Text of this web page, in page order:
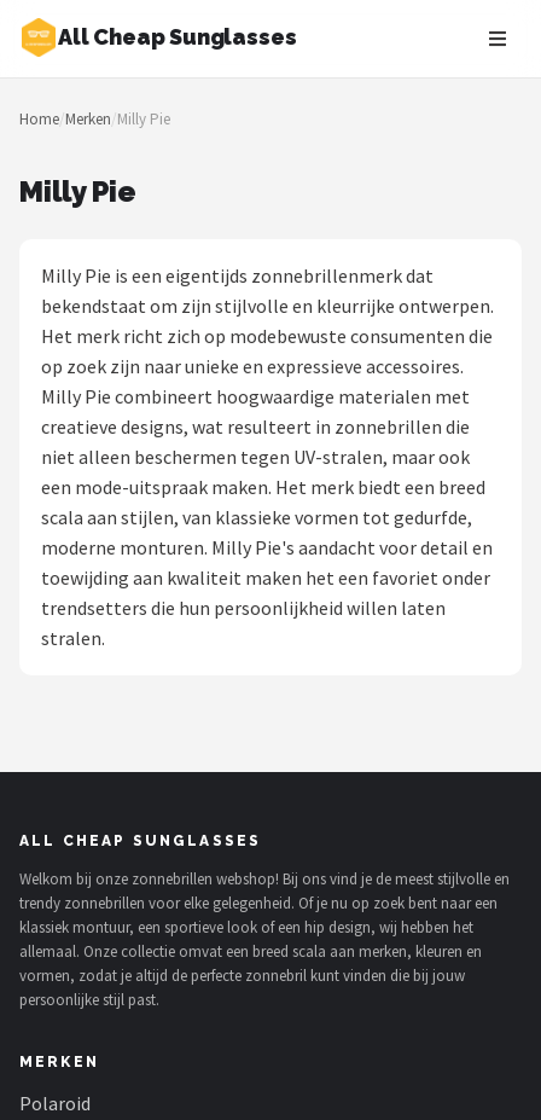
All Cheap Sunglasses
Zoeken
NAVIGATIE
Blog
Zonnebrillen
Baby zonnebrillen
Shop
POPULAIRE MERKEN
Polaroid
KIMU
Fako Fashion®
Guess
Maesy
Home/Merken/Milly Pie
Milly Pie
Milly Pie is een eigentijds zonnebrillenmerk dat
bekendstaat om zijn stijlvolle en kleurrijke ontwerpen.
Het merk richt zich op modebewuste consumenten die
op zoek zijn naar unieke en expressieve accessoires.
Milly Pie combineert hoogwaardige materialen met
creatieve designs, wat resulteert in zonnebrillen die
niet alleen beschermen tegen UV-stralen, maar ook
een mode-uitspraak maken. Het merk biedt een breed
scala aan stijlen, van klassieke vormen tot gedurfde,
moderne monturen. Milly Pie's aandacht voor detail en
toewijding aan kwaliteit maken het een favoriet onder
trendsetters die hun persoonlijkheid willen laten
stralen.
ALL CHEAP SUNGLASSES
Welkom bij onze zonnebrillen webshop! Bij ons vind je de meest stijlvolle en
trendy zonnebrillen voor elke gelegenheid. Of je nu op zoek bent naar een
klassiek montuur, een sportieve look of een hip design, wij hebben het
allemaal. Onze collectie omvat een breed scala aan merken, kleuren en
vormen, zodat je altijd de perfecte zonnebril kunt vinden die bij jouw
persoonlijke stijl past.
MERKEN
Polaroid